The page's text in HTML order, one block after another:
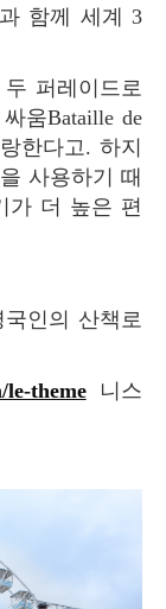
함께 세계 3
움Bataille de
한다고. 하지
사용하기 때
가 더 높은 편
국인의 산책로
theme니스